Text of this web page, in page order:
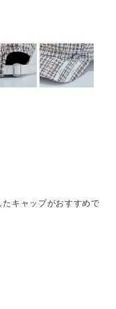
キャップがおすすめで